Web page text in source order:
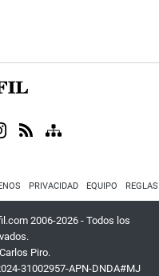
PRIVACIDAD EQUIPO
2006-2026 - Todos los
Piro.
31002957-APN-DNDA#MJ